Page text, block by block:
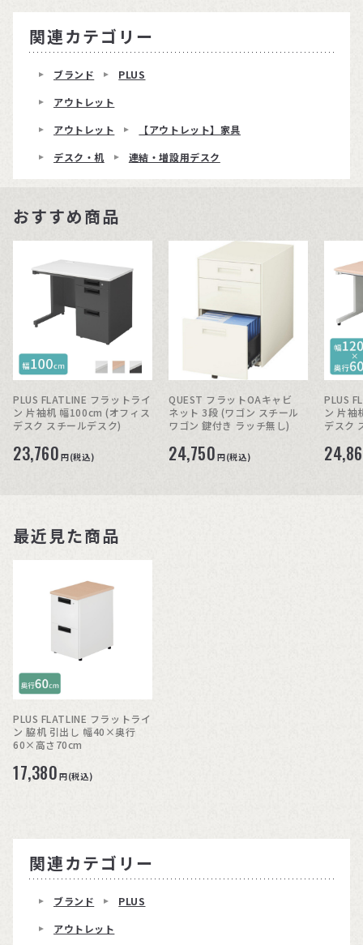
関連カテゴリー
ブランド
PLUS
アウトレット
アウトレット
【アウトレット】家具
デスク・机
連結・増設用デスク
おすすめ商品
PLUS FLATLINE フラットライ
ン 片袖机 幅100cm (オフィス
デスク スチールデスク)
23,760 円(税込)
QUEST フラットOAキャビ
ネット 3段 (ワゴン スチール
ワゴン 鍵付き ラッチ無し)
24,750 円(税込)
PLUS
ン 片袖
デスク
最近見た商品
PLUS FLATLINE フラットライ
ン 脇机 引出し 幅40×奥行
60×高さ70cm
17,380 円(税込)
関連カテゴリー
ブランド
PLUS
アウトレット